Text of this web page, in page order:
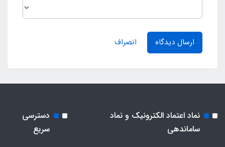
ارسال دیدگاه انصراف
نماد اعتماد الکترونیک و نماد
ساماندهی
دسترسی
سریع